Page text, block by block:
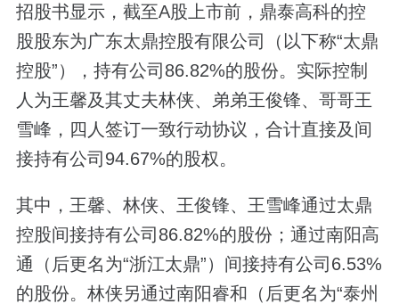
招股书显示，截至A股上市前，鼎泰高科的控
股股东为广东太鼎控股有限公司（以下称“太鼎
控股”），持有公司86.82%的股份。实际控制
人为王馨及其丈夫林侠、弟弟王俊锋、哥哥王
雪峰，四人签订一致行动协议，合计直接及间
接持有公司94.67%的股权。
其中，王馨、林侠、王俊锋、王雪峰通过太鼎
控股间接持有公司86.82%的股份；通过南阳高
通（后更名为“浙江太鼎”）间接持有公司6.53%
的股份。林侠另通过南阳睿和（后更名为“泰州